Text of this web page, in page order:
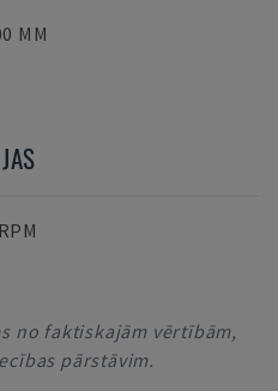
MM
no faktiskajām vērtībām,
pārstāvim.